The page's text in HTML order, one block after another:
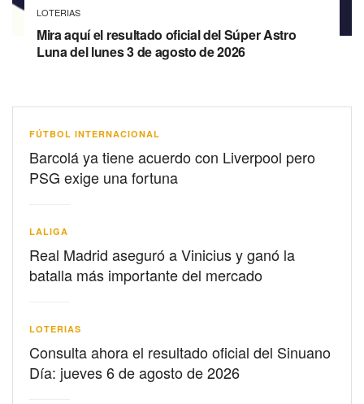
LOTERIAS
Mira aquí el resultado oficial del Súper Astro
Luna del lunes 3 de agosto de 2026
FÚTBOL INTERNACIONAL
Barcolá ya tiene acuerdo con Liverpool pero
PSG exige una fortuna
LALIGA
Real Madrid aseguró a Vinicius y ganó la
batalla más importante del mercado
LOTERIAS
Consulta ahora el resultado oficial del Sinuano
Día: jueves 6 de agosto de 2026